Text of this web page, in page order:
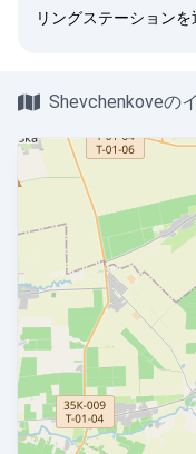
リングステーションを
Shevchenkoveの